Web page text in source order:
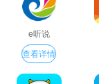
e听说
查看详情